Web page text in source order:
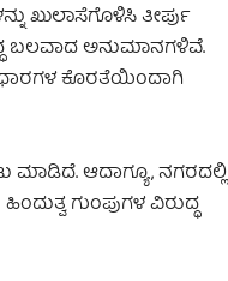
ಖುಲಾಸೆಗೊಳಿಸಿ ತೀರ್ಪು
ಬಲವಾದ ಅನುಮಾನಗಳಿವೆ.
ಕೊರತೆಯಿಂದಾಗಿ
ಮಾಡಿದೆ. ಆದಾಗ್ಯೂ, ನಗರದಲ್ಲಿ
ಗುಂಪುಗಳ ವಿರುದ್ಧ